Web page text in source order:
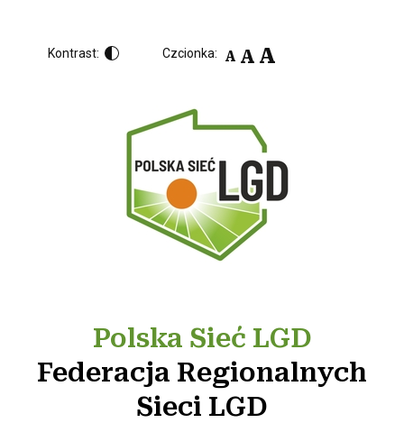
Kontrast: Czcionka: A A A
Polska Sieć LGD
Federacja Regionalnych
Sieci LGD